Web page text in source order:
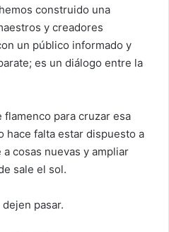
construido una
y creadores
un público informado y
es un diálogo entre la
flamenco para cruzar esa
hace falta estar dispuesto a
cosas nuevas y ampliar
sale el sol.
pasar.